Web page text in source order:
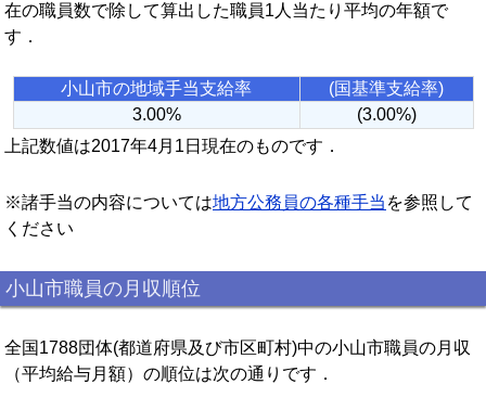
在の職員数で除して算出した職員1人当たり平均の年額で
す．
小山市の地域手当支給率
(国基準支給率)
3.00%
(3.00%)
上記数値は2017年4月1日現在のものです．
※諸手当の内容については地方公務員の各種手当 を参照して
ください
小山市職員の月収順位
全国1788団体(都道府県及び市区町村)中の小山市職員の月収
（平均給与月額）の順位は次の通りです．